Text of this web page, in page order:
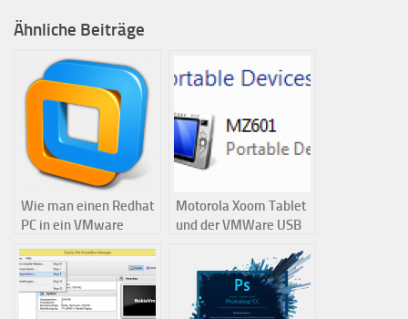
Ähnliche Beiträge
Wie man einen Redhat
PC in ein VMware
konvertiert
Motorola Xoom Tablet
und der VMWare USB